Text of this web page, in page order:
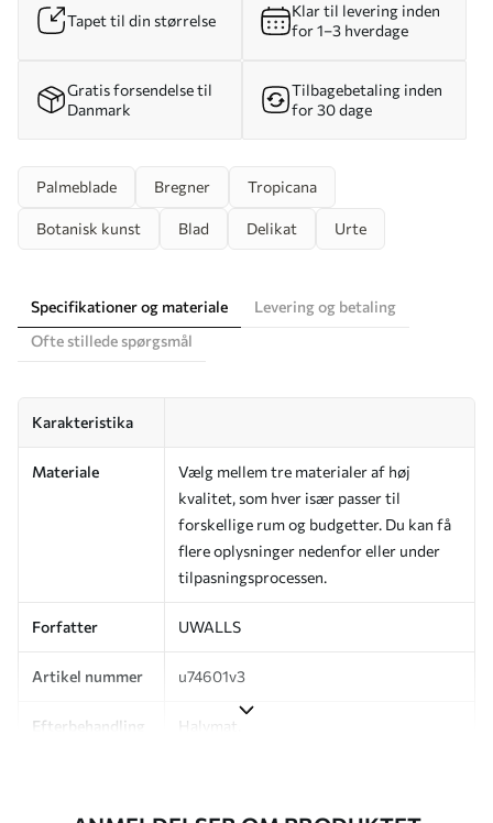
Tapet til din størrelse
Klar til levering inden
for 1–3 hverdage
Gratis forsendelse til
Danmark
Tilbagebetaling inden
for 30 dage
Palmeblade Bregner Tropicana
Botanisk kunst Blad Delikat Urte
Specifikationer og materiale
Levering og betaling
Ofte stillede spørgsmål
Karakteristika
Materiale
Vælg mellem tre materialer af høj
kvalitet, som hver især passer til
forskellige rum og budgetter. Du kan få
flere oplysninger nedenfor eller under
tilpasningsprocessen.
Forfatter UWALLS
Artikel nummer u74601v3
Efterbehandling Halvmat.